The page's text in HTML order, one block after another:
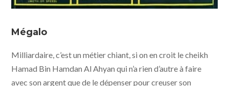
Mégalo
Milliardaire, c’est un métier chiant, si on en croit le cheikh
Hamad Bin Hamdan Al Ahyan qui n’a rien d’autre à faire
avec son argent que de le dépenser pour creuser son